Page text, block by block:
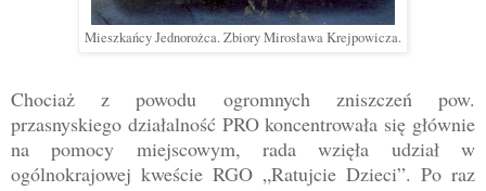
Mieszkańcy Jednorożca. Zbiory Mirosława Krejpowicza.
Chociaż z powodu ogromnych zniszczeń pow.
przasnyskiego działalność PRO koncentrowała się głównie
na pomocy miejscowym, rada wzięła udział w
ogólnokrajowej kweście RGO „Ratujcie Dzieci”. Po raz